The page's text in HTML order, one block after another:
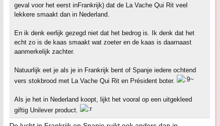
geval voor het eerst inFrankrijk) dat de La Vache Qui Rit veel
lekkere smaakt dan in Nederland.
En ik denk eerlijk gezegd niet dat het bedrog is. Ik denk dat het
echt zo is de kaas smaakt wat zoeter en de kaas is daarnaast
aanmerkelijk zachter.
Natuurlijk eet je als je in Frankrijk bent of Spanje iedere ochtend
vers stokbrood met La Vache Qui Rit en Président boter.
Als je het in Nederland koopt, lijkt het vooral op een uitgekleed
giftig Unilever product.